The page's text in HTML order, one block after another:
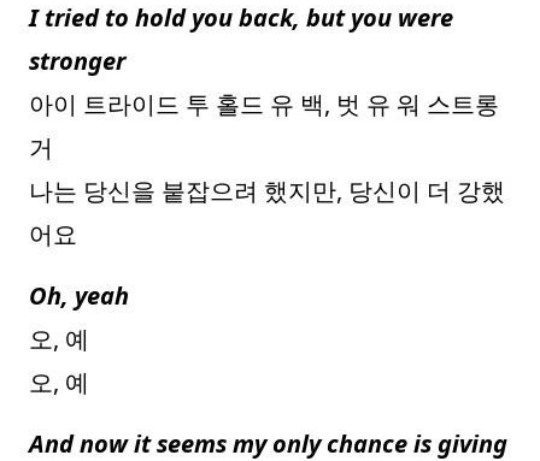
I tried to hold you back, but you were
stronger
아이 트라이드 투 홀드 유 백, 벗 유 워 스트롱
거
나는 당신을 붙잡으려 했지만, 당신이 더 강했
어요
Oh, yeah
오, 예
오, 예
And now it seems my only chance is giving